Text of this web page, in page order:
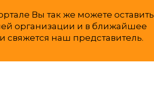
Вы так же можете оставить
организации и в ближайшее
свяжется наш представитель.